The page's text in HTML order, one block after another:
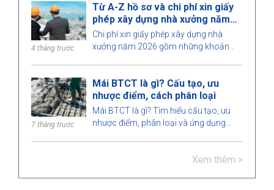
4 tháng trước
Từ A-Z hồ sơ và chi phí xin giấy
phép xây dựng nhà xưởng năm
2026
Chi phí xin giấy phép xây dựng nhà
xưởng năm 2026 gồm những khoản
tiết tại đây.
7 tháng trước
Mái BTCT là gì? Cấu tạo, ưu
nhược điểm, cách phân loại
Mái BTCT là gì? Tìm hiểu cấu tạo, ưu
nhược điểm, phân loại và ứng dụng
Xem thêm >